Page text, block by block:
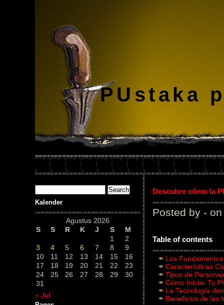
PUstaka
Kalender
Agustus 2026
S
S R K J S
M
1
2
3
4 5 6 7 8
9
10
11 12 13 14 15
16
17
18 19 20 21 22
23
24
25 26 27 28 29
30
31
« Jul
Descubre cómo la
Posted by - on
Table of contents
Los
Características
Tipos de
Cómo Iniciar Tu
La Tecnología
Beneficios de las